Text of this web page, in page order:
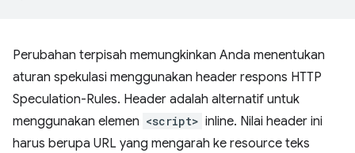
Perubahan terpisah memungkinkan Anda menentukan
aturan spekulasi menggunakan header respons HTTP
Speculation-Rules. Header adalah alternatif untuk
menggunakan elemen <script> inline. Nilai header ini
harus berupa URL yang mengarah ke resource teks